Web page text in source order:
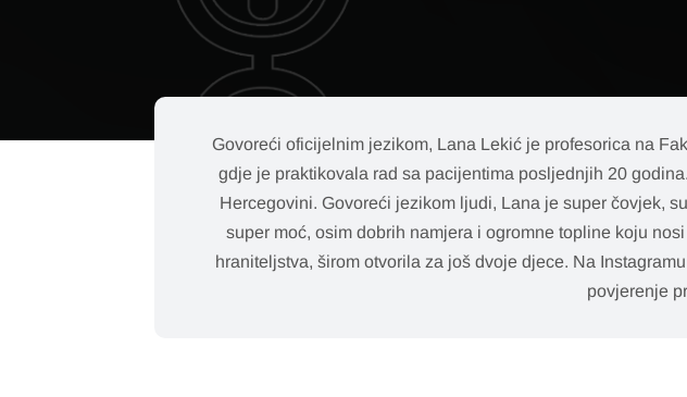
Govoreći oficijelnim jezikom, Lana Lekić je profesorica na
gdje je praktikovala rad sa pacijentima posljednjih 20
Hercegovini. Govoreći jezikom ljudi, Lana je super čovjek,
super moć, osim dobrih namjera i ogromne topline koju
hraniteljstva, širom otvorila za još dvoje djece. Na
povjerenje